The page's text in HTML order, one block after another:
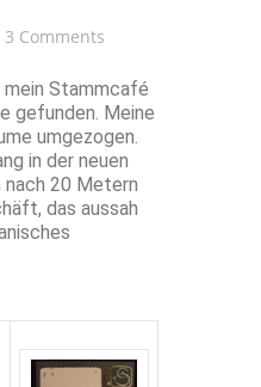
3 Comments
mein Stammcafé
gefunden. Meine
umgezogen.
in der neuen
nach 20 Metern
das aussah